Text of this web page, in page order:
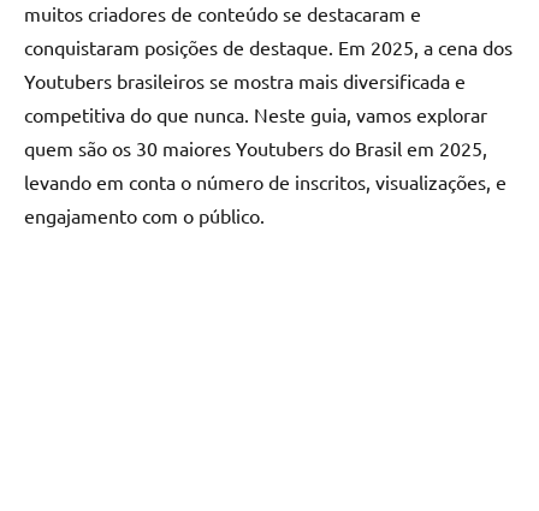
muitos criadores de conteúdo se destacaram e
conquistaram posições de destaque. Em 2025, a cena dos
Youtubers brasileiros se mostra mais diversificada e
competitiva do que nunca. Neste guia, vamos explorar
quem são os 30 maiores Youtubers do Brasil em 2025,
levando em conta o número de inscritos, visualizações, e
engajamento com o público.